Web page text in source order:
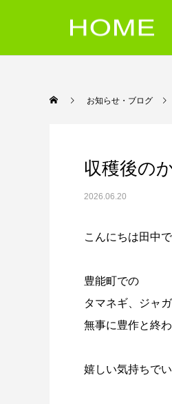
お知らせ・ブログ
収穫後の
2026.06.20
こんにちは田中
豊能町での
タマネギ、ジャ
無事に豊作と終わ
嬉しい気持ちで